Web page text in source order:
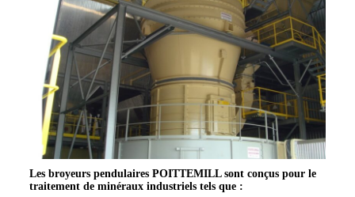
Les broyeurs pendulaires POITTEMILL sont conçus pour le
traitement de minéraux industriels tels que :